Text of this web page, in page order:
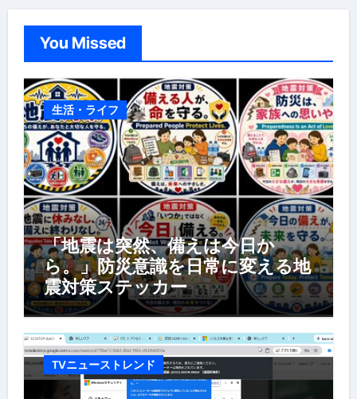
You Missed
生活・ライフ
「地震は突然、備えは今日か
ら。」防災意識を日常に変える地
震対策ステッカー
TVニューストレンド